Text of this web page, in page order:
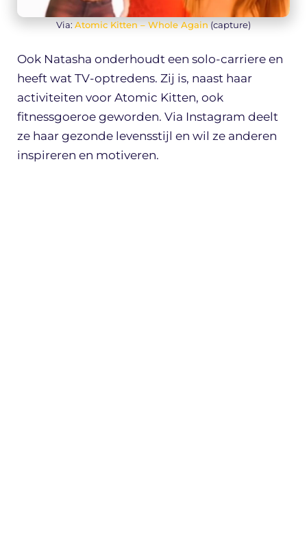
Via: Atomic Kitten – Whole Again (capture)
Ook Natasha onderhoudt een solo-carriere en
heeft wat TV-optredens. Zij is, naast haar
activiteiten voor Atomic Kitten, ook
fitnessgoeroe geworden. Via Instagram deelt
ze haar gezonde levensstijl en wil ze anderen
inspireren en motiveren.